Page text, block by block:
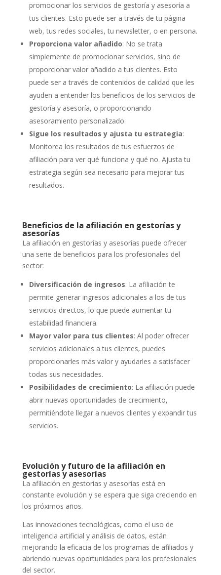
promocionar los servicios de gestoría y asesoría a
tus clientes. Esto puede ser a través de tu página
web, tus redes sociales, tu newsletter, o en persona.
Proporciona valor añadido: No se trata
simplemente de promocionar servicios, sino de
proporcionar valor añadido a tus clientes. Esto
puede ser a través de contenidos de calidad que les
ayuden a entender los beneficios de los servicios de
gestoría y asesoría, o proporcionando
asesoramiento personalizado.
Sigue los resultados y ajusta tu estrategia:
Monitorea los resultados de tus esfuerzos de
afiliación para ver qué funciona y qué no. Ajusta tu
estrategia según sea necesario para mejorar tus
resultados.
Beneficios de la afiliación en gestorías y
asesorías
La afiliación en gestorías y asesorías puede ofrecer
una serie de beneficios para los profesionales del
sector:
Diversificación de ingresos: La afiliación te
permite generar ingresos adicionales a los de tus
servicios directos, lo que puede aumentar tu
estabilidad financiera.
Mayor valor para tus clientes: Al poder ofrecer
servicios adicionales a tus clientes, puedes
proporcionarles más valor y ayudarles a satisfacer
todas sus necesidades.
Posibilidades de crecimiento: La afiliación puede
abrir nuevas oportunidades de crecimiento,
permitiéndote llegar a nuevos clientes y expandir tus
servicios.
Evolución y futuro de la afiliación en
gestorías y asesorías
La afiliación en gestorías y asesorías está en
constante evolución y se espera que siga creciendo en
los próximos años.
Las innovaciones tecnológicas, como el uso de
inteligencia artificial y análisis de datos, están
mejorando la eficacia de los programas de afiliados y
abriendo nuevas oportunidades para los profesionales
del sector.